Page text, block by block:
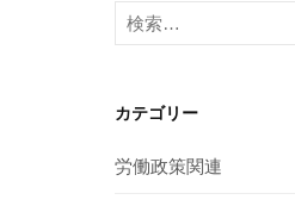
検
索:
カテゴリー
労働政策関連